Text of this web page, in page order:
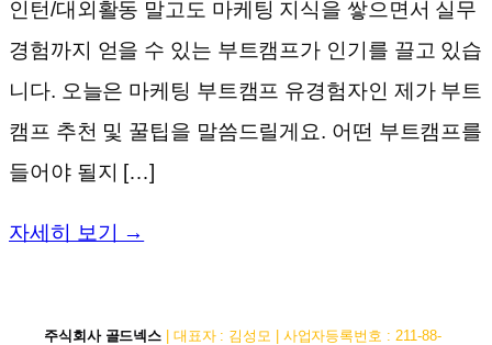
인턴/대외활동 말고도 마케팅 지식을 쌓으면서 실무
경험까지 얻을 수 있는 부트캠프가 인기를 끌고 있습
니다. 오늘은 마케팅 부트캠프 유경험자인 제가 부트
캠프 추천 및 꿀팁을 말씀드릴게요. 어떤 부트캠프를
들어야 될지 […]
자세히 보기 →
주식회사 골드넥스 | 대표자 : 김성모 | 사업자등록번호 : 211-88-